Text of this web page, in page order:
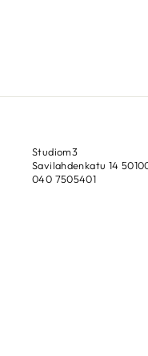
Studiom3
Savilahdenkatu 14
040 7505401